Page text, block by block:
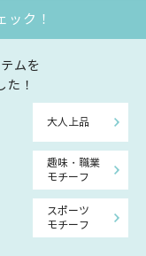
ック！
ムを
た！
大人上品
趣味・職業
モチーフ
スポーツ
モチーフ